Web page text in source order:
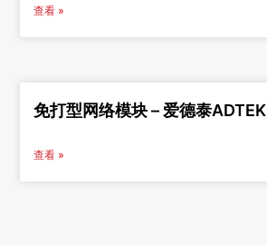
查看 »
免打型网络模块 – 爱德泰ADTEK
查看 »